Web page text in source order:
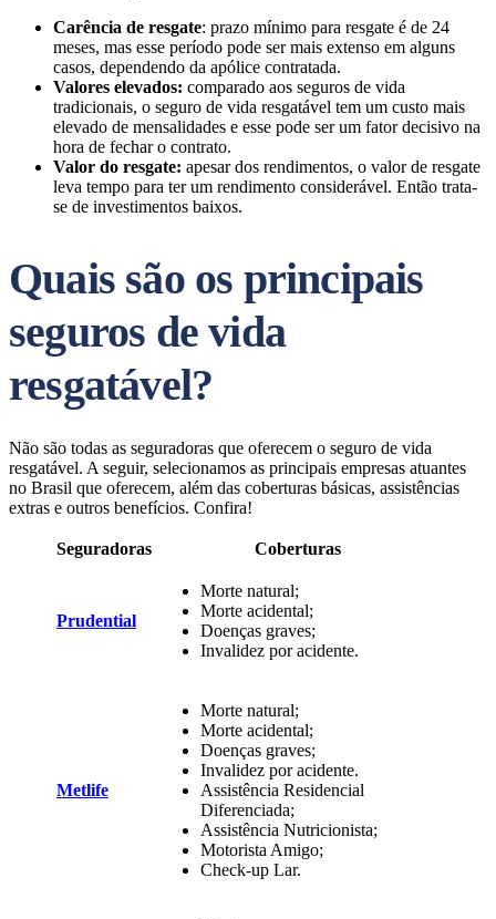
Carência de resgate: prazo mínimo para resgate é de 24
meses, mas esse período pode ser mais extenso em alguns
casos, dependendo da apólice contratada.
Valores elevados: comparado aos seguros de vida
tradicionais, o seguro de vida resgatável tem um custo mais
elevado de mensalidades e esse pode ser um fator decisivo na
hora de fechar o contrato.
Valor do resgate: apesar dos rendimentos, o valor de resgate
leva tempo para ter um rendimento considerável. Então trata-
se de investimentos baixos.
Quais são os principais
seguros de vida
resgatável?
Não são todas as seguradoras que oferecem o seguro de vida
resgatável. A seguir, selecionamos as principais empresas atuantes
no Brasil que oferecem, além das coberturas básicas, assistências
extras e outros benefícios. Confira!
Seguradoras Coberturas
Prudential
Morte natural;
Morte acidental;
Doenças graves;
Invalidez por acidente.
Metlife
Morte natural;
Morte acidental;
Doenças graves;
Invalidez por acidente.
Assistência Residencial
Diferenciada;
Assistência Nutricionista;
Motorista Amigo;
Check-up Lar.